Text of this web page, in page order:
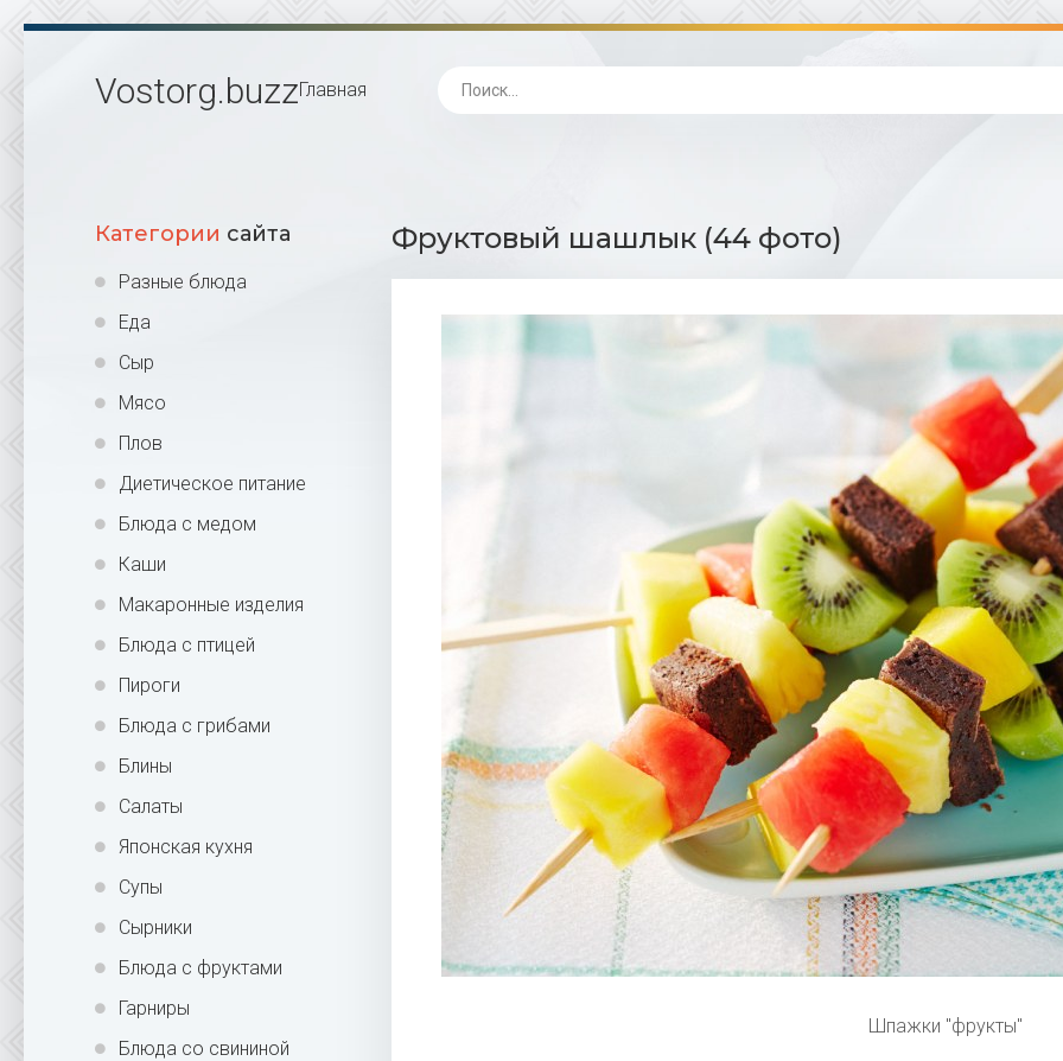
Vostorg.buzzГлавная
Категории сайта
Разные блюда
Еда
Сыр
Мясо
Плов
Диетическое питание
Блюда с медом
Каши
Макаронные изделия
Блюда с птицей
Пироги
Блюда с грибами
Блины
Салаты
Японская кухня
Супы
Сырники
Блюда с фруктами
Гарниры
Блюда со свининой
Фруктовый шашлык (44 фото)
Шпажки "фрукты"